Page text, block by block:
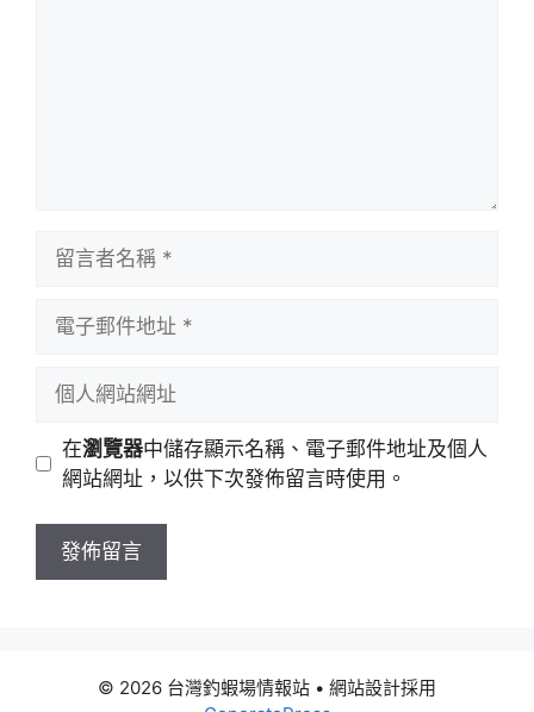
址
站
址
在瀏覽器中儲存顯示名稱、電子郵件地址及個人
網站網址，以供下次發佈留言時使用。
© 2026 台灣釣蝦場情報站 • 網站設計採用